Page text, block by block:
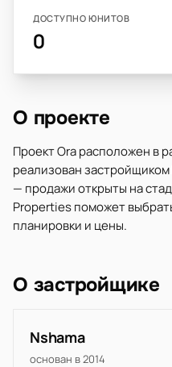
ДОСТУПНО ЮНИТОВ
0
О проекте
Проект Ora расположен в
реализован
— продажи открыты на
Properties поможет
планировки и цены.
О застройщике
Nshama
основан в 2014